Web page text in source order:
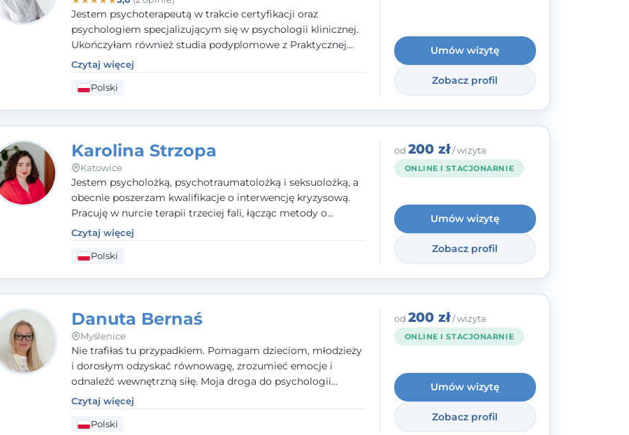
Jestem psychoterapeutą w trakcie certyfikacji oraz
psychologiem specjalizującym się w psychologii klinicznej.
Ukończyłam również studia podyplomowe z Praktycznej
Diagnozy Psychologicznej. Aktywnie uczestniczę w
działalności Polskiego Towarzystwa Psychiatrycznego oraz
Polskiego Towarzystwa Psychologicznego, a także jestem
Czytaj więcej
Polski
Umów wizytę
Zobacz profil
Karolina Strzopa
Katowice
Jestem psycholożką, psychotraumatolożką i seksuolożką, a
obecnie poszerzam kwalifikacje o interwencję kryzysową.
Pracuję w nurcie terapii trzeciej fali, łącząc metody o
potwierdzonej skuteczności. Towarzyszę młodzieży,
dorosłym i parom w radzeniu sobie z bolesnymi
doświadczeniami tak, by mogli żyć pełniej.
Czytaj więcej
Polski
od 200 zł/ wizyta
ONLINE I STACJONARNIE
Umów wizytę
Zobacz profil
Danuta Bernaś
Myślenice
Nie trafiłaś tu przypadkiem. Pomagam dzieciom, młodzieży
i dorosłym odzyskać równowagę, zrozumieć emocje i
odnaleźć wewnętrzną siłę. Moja droga do psychologii
zaczęła się od życia - pełnego wyzwań, które nauczyły mnie
uważności, empatii i pokory. Dziś łączę doświadczenie
nauczycielki, psychologa, psychoterapeuty i seksuologa
Czytaj więcej
Polski
od 200 zł/ wizyta
ONLINE I STACJONARNIE
Umów wizytę
Zobacz profil